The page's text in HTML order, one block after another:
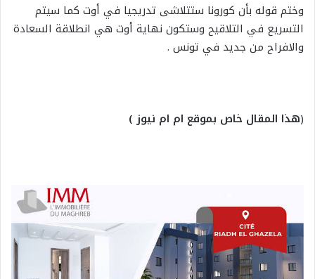
وختم قوله بأن كورونا ستتلاشى تدريجيا في أوت كما سيتم
التسريع في التلاقيح وستكون نهاية أوت هي انطلاقة السعادة
والافراح من جديد في تونس .
(هذا المقال خاص بموقع ام ام نيوز )